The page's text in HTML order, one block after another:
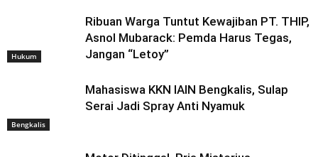
Hukum
Ribuan Warga Tuntut Kewajiban PT. THIP,
Asnol Mubarack: Pemda Harus Tegas,
Jangan “Letoy”
Bengkalis
Mahasiswa KKN IAIN Bengkalis, Sulap
Serai Jadi Spray Anti Nyamuk